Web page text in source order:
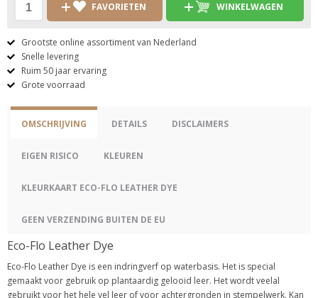
FAVORIETEN WINKELWAGEN
Grootste online assortiment van Nederland
Snelle levering
Ruim 50 jaar ervaring
Grote voorraad
OMSCHRIJVING DETAILS DISCLAIMERS
EIGEN RISICO KLEUREN
KLEURKAART ECO-FLO LEATHER DYE
GEEN VERZENDING BUITEN DE EU
Eco-Flo Leather Dye
Eco-Flo Leather Dye is een indringverf op waterbasis. Het is special
gemaakt voor gebruik op plantaardig gelooid leer. Het wordt veelal
gebruikt voor het hele vel leer of voor achtergronden in stempelwerk. Kan